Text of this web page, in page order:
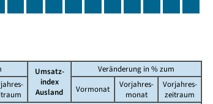
Umsatz-
index
Ausland
Veränderung in % zum
Vormonat
Vorjahres-
monat
Vorjahres-
zeitraum